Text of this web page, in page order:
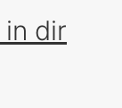
dir